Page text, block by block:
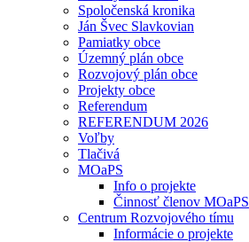
Spoločenská kronika
Ján Švec Slavkovian
Pamiatky obce
Územný plán obce
Rozvojový plán obce
Projekty obce
Referendum
REFERENDUM 2026
Voľby
Tlačivá
MOaPS
Info o projekte
Činnosť členov MOaPS
Centrum Rozvojového tímu
Informácie o projekte